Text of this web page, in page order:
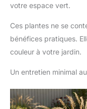
votre espace vert.
Ces plantes ne se
bénéfices pratiques.
couleur à votre jardin.
Un entretien minimal